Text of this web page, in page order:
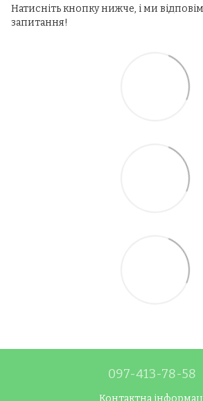
Натисніть кнопку нижче, і ми
запитання!
097-413-78-58